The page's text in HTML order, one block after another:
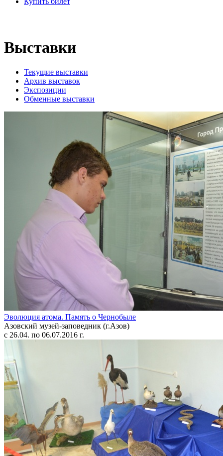
Выставки
Текущие выставки
Архив выставок
Экспозиции
Обменные выставки
Эволюция атома. Память о Чернобыле
Азовский музей-заповедник (г.Азов)
с 26.04. по 06.07.2016 г.